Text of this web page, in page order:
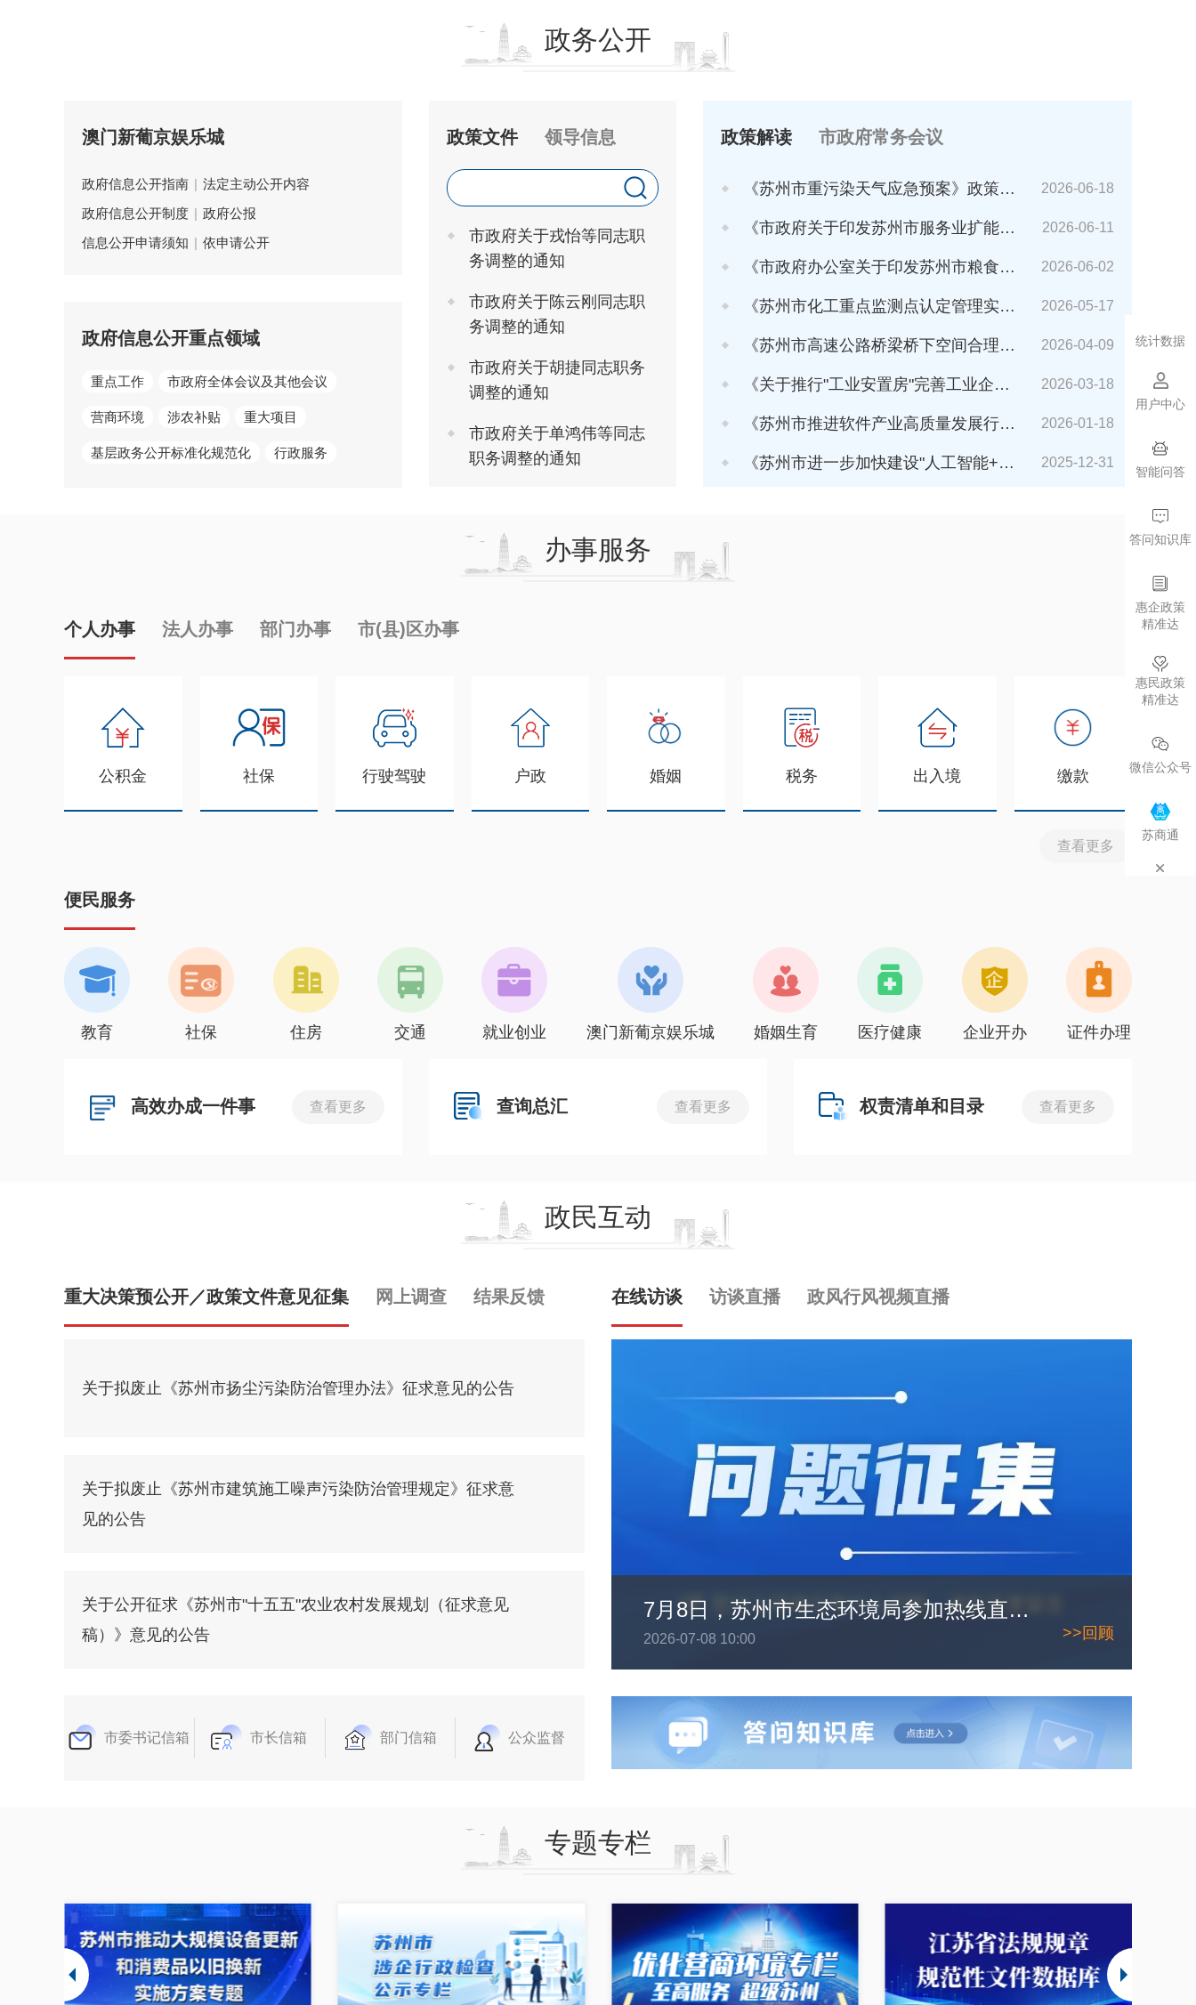
政务公开
澳门新葡京娱乐城
政府信息公开指南 | 法定主动公开内容
政府信息公开制度 | 政府公报
信息公开申请须知 | 依申请公开
政府信息公开重点领域
重点工作 市政府全体会议及其他会议
营商环境 涉农补贴 重大项目
基层政务公开标准化规范化 行政服务
政策文件 领导信息
市政府关于戎怡等同志职
务调整的通知
市政府关于陈云刚同志职
务调整的通知
市政府关于胡捷同志职务
调整的通知
市政府关于单鸿伟等同志
职务调整的通知
政策解读 市政府常务会议
《苏州市重污染天气应急预案》政策解读 2026-06-18
《市政府关于印发苏州市服务业扩能提质行动方案(2026～2030年)的通知》解读 2026-06-11
《市政府办公室关于印发苏州市粮食应急预案的通知》解读 2026-06-02
《苏州市化工重点监测点认定管理实施细则》解读 2026-05-17
《苏州市高速公路桥梁桥下空间合理利用管理办法》解读 2026-04-09
《关于推行"工业安置房"完善工业企业搬迁安置的指导意见（试行）》解读 2026-03-18
《苏州市推进软件产业高质量发展行动计划（2026-2027年）》解读 2026-01-18
《苏州市进一步加快建设"人工智能+"城市的若干措施（2026年版）》解读 2025-12-31
办事服务
个人办事 法人办事 部门办事 市(县)区办事
公积金 社保 行驶驾驶 户政 婚姻 税务 出入境 缴款
查看更多
便民服务
教育 社保 住房 交通 就业创业 澳门新葡京娱乐城 婚姻生育 医疗健康 企业开办 证件办理
高效办成一件事 查看更多 查询总汇 查看更多 权责清单和目录 查看更多
政民互动
重大决策预公开／政策文件意见征集 网上调查 结果反馈
关于拟废止《苏州市扬尘污染防治管理办法》征求意见的公告
关于拟废止《苏州市建筑施工噪声污染防治管理规定》征求意
见的公告
关于公开征求《苏州市"十五五"农业农村发展规划（征求意见
稿）》意见的公告
市委书记信箱 市长信箱 部门信箱 公众监督
在线访谈 访谈直播 政风行风视频直播
7月8日，苏州市生态环境局参加热线直播。敬请期待！
2026-07-08 10:00 >>回顾
专题专栏
统计数据
用户中心
智能问答
答问知识库
惠企政策
精准达
惠民政策
精准达
微信公众号
苏商通